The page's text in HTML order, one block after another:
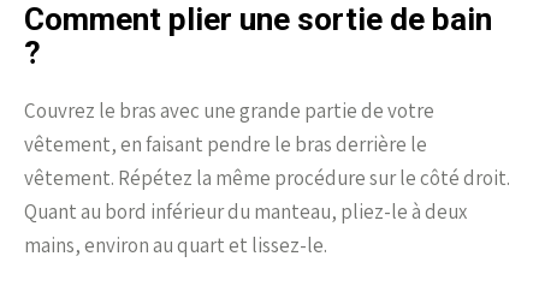
Comment plier une sortie de bain
?
Couvrez le bras avec une grande partie de votre
vêtement, en faisant pendre le bras derrière le
vêtement. Répétez la même procédure sur le côté droit.
Quant au bord inférieur du manteau, pliez-le à deux
mains, environ au quart et lissez-le.